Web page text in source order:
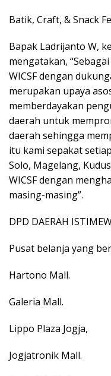
Batik, Craft, & Snack
Bapak Ladrijanto W,
mengatakan,
WICSF dengan
merupakan upaya
memberdayakan
daerah untuk
daerah sehingga
itu kami sepakat
Solo, Magelang,
WICSF dengan
masing-masing”.
DPD DAERAH
Pusat belanja yang
Hartono Mall.
Galeria Mall.
Lippo Plaza Jogja,
Jogjatronik Mall.